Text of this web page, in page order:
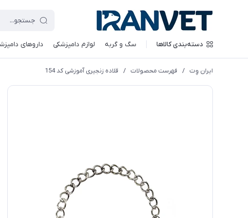
دسته‌بندی کالاها سگ و گربه لوازم دامپزشکی داروهای
ایران وِت / فهرست محصولات / قلاده زنجیری آموزشی کد 154